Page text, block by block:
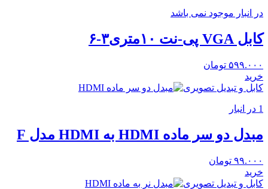
در انبار موجود نمی باشد
کابل VGA پی-نت ۱۰متری۳-۶
۵۹۹.۰۰۰ تومان
خرید
کابل و تبدیل تصویری
1 در انبار
مبدل دو سر ماده HDMI به HDMI مدل F
۹۹.۰۰۰ تومان
خرید
کابل و تبدیل تصویری